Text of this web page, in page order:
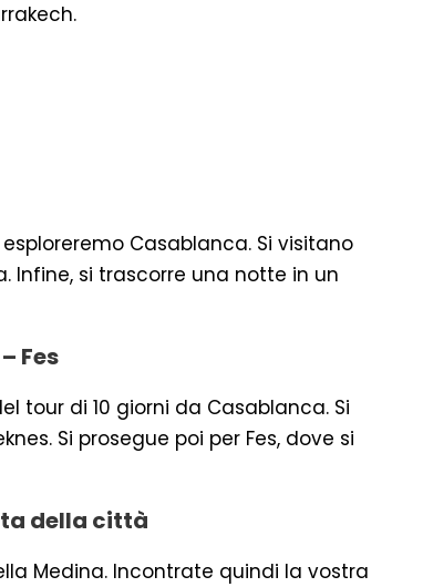
Casablanca. Si visitano
Infine, si trascorre una notte in un
Fes
tour di 10 giorni da Casablanca. Si
Si prosegue poi per Fes, dove si
della città
Medina. Incontrate quindi la vostra